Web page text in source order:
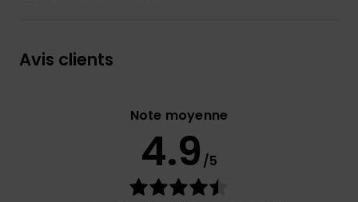
Avis clients
Note moyenne
4.9 /5